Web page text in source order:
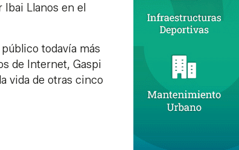
Llanos en el
todavía más
de Internet, Gaspi
vida de otras cinco